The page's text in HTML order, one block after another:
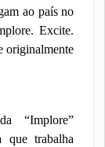
ao país no
Excite.
originalmente
“Implore”
que trabalha